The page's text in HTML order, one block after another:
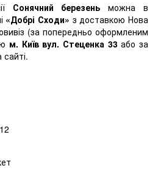
Сонячний березень можна в
«Добрі Сходи» з доставкою Нова
(за попередньо оформленим
м. Київ вул. Стеценка 33або за